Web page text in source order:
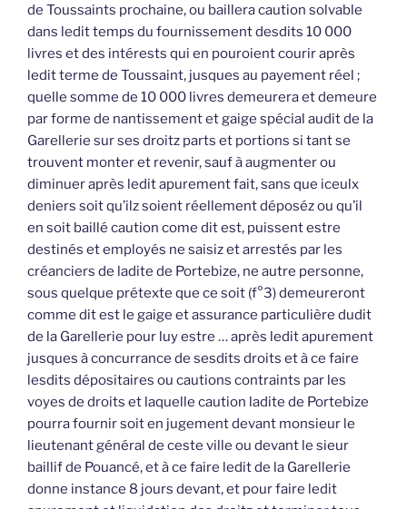
de Toussaints prochaine, ou baillera caution solvable
dans ledit temps du fournissement desdits 10 000
livres et des intérests qui en pouroient courir après
ledit terme de Toussaint, jusques au payement réel ;
quelle somme de 10 000 livres demeurera et demeure
par forme de nantissement et gaige spécial audit de la
Garellerie sur ses droitz parts et portions si tant se
trouvent monter et revenir, sauf à augmenter ou
diminuer après ledit apurement fait, sans que iceulx
deniers soit qu’ilz soient réellement déposéz ou qu’il
en soit baillé caution come dit est, puissent estre
destinés et employés ne saisiz et arrestés par les
créanciers de ladite de Portebize, ne autre personne,
sous quelque prétexte que ce soit (f°3) demeureront
comme dit est le gaige et assurance particulière dudit
de la Garellerie pour luy estre … après ledit apurement
jusques à concurrance de sesdits droits et à ce faire
lesdits dépositaires ou cautions contraints par les
voyes de droits et laquelle caution ladite de Portebize
pourra fournir soit en jugement devant monsieur le
lieutenant général de ceste ville ou devant le sieur
baillif de Pouancé, et à ce faire ledit de la Garellerie
donne instance 8 jours devant, et pour faire ledit